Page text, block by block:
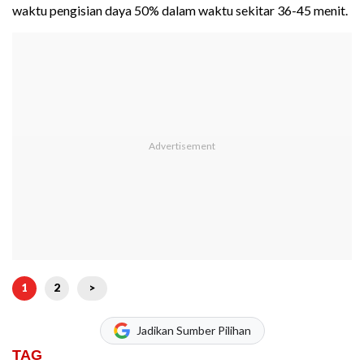
waktu pengisian daya 50% dalam waktu sekitar 36-45 menit.
1 2 >
Jadikan Sumber Pilihan
TAG